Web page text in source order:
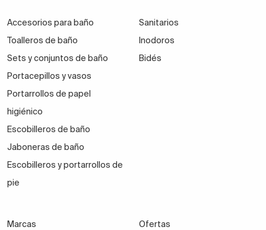
Accesorios para baño
Toalleros de baño
Sets y conjuntos de baño
Portacepillos y vasos
Portarrollos de papel
higiénico
Escobilleros de baño
Jaboneras de baño
Escobilleros y portarrollos de
pie
Sanitarios
Inodoros
Bidés
Marcas
Ofertas